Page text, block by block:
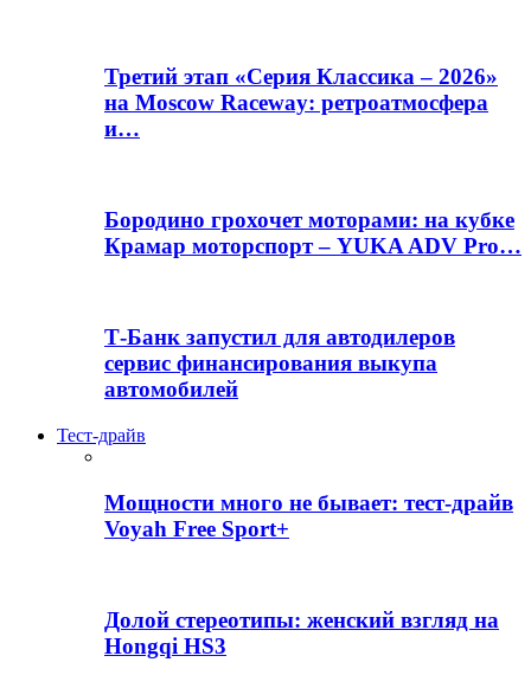
Третий этап «Серия Классика – 2026»
на Moscow Raceway: ретроатмосфера
и…
Бородино грохочет моторами: на кубке
Крамар моторспорт – YUKA ADV Pro…
Т-Банк запустил для автодилеров
сервис финансирования выкупа
автомобилей
Тест-драйв
Мощности много не бывает: тест-драйв
Voyah Free Sport+
Долой стереотипы: женский взгляд на
Hongqi HS3